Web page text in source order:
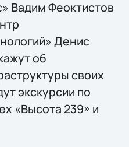
Вадим Феоктистов
Денис
об
своих
экскурсии по
«Высота 239» и